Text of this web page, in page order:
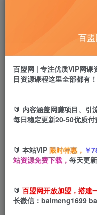
AI动漫转真人这种视频
百
百盟网 | 专注优质VIP网课
目资源课程这里全部都有！
🔰 内容涵盖网赚项目、引
每日稳定更新20-50优质付
🔰 本站VIP 限时特惠， ￥
站资源免费下载， 每天更
🔰 百盟网开放加盟，搭建
长微信：baimeng1699